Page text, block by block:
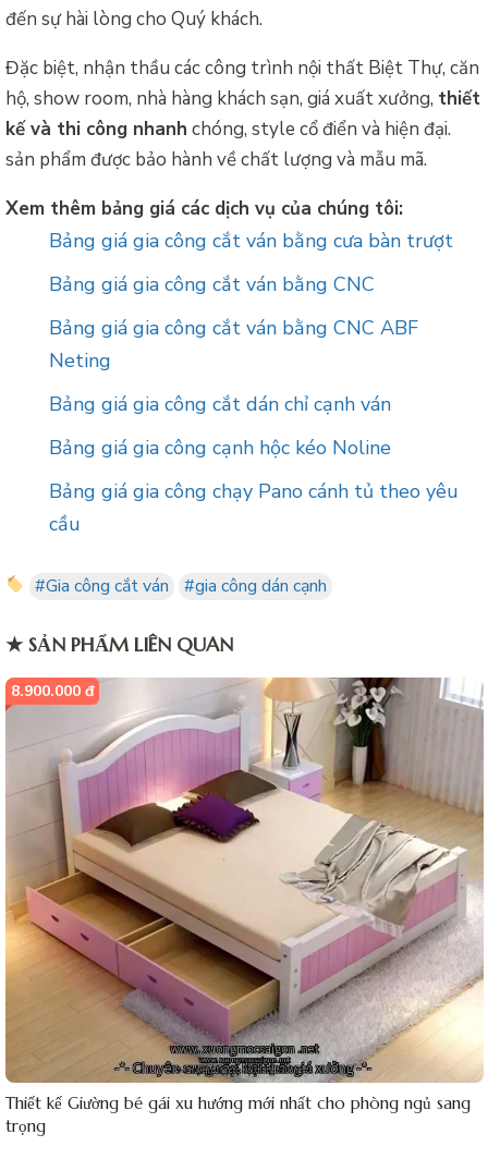
đến sự hài lòng cho Quý khách.
Đặc biệt, nhận thầu các công trình nội thất Biệt Thự, căn
hộ, show room, nhà hàng khách sạn, giá xuất xưởng, thiết
kế và thi công nhanh chóng, style cổ điển và hiện đại.
sản phẩm được bảo hành về chất lượng và mẫu mã.
Xem thêm bảng giá các dịch vụ của chúng tôi:
Bảng giá gia công cắt ván bằng cưa bàn trượt
Bảng giá gia công cắt ván bằng CNC
Bảng giá gia công cắt ván bằng CNC ABF
Neting
Bảng giá gia công cắt dán chỉ cạnh ván
Bảng giá gia công cạnh hộc kéo Noline
Bảng giá gia công chạy Pano cánh tủ theo yêu
cầu
#Gia công cắt ván #gia công dán cạnh
★ SẢN PHẨM LIÊN QUAN
8.900.000 đ
Thiết kế Giường bé gái xu hướng mới nhất cho phòng ngủ sang
trọng